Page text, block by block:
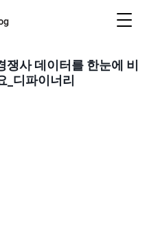
쟁사 데이터를 한눈에 비
_디파이너리